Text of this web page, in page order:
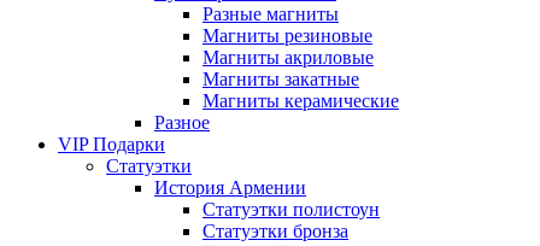
Разные магниты
Магниты резиновые
Магниты акриловые
Магниты закатные
Магниты керамические
Разное
VIP Подарки
Статуэтки
История Армении
Статуэтки полистоун
Статуэтки бронза